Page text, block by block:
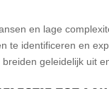
en lage
te identificeren en
geleidelijk uit